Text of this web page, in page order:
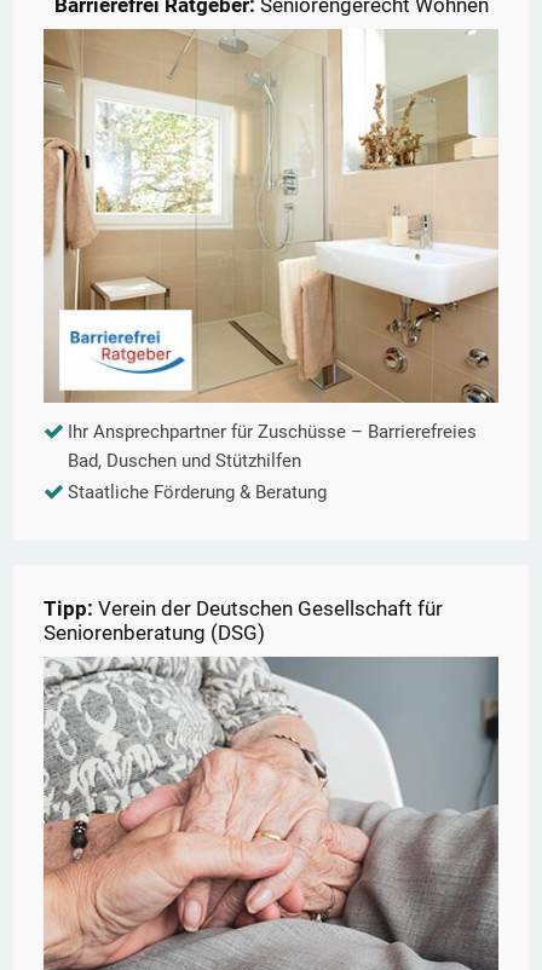
Barrierefrei Ratgeber: Seniorengerecht Wohnen
Ihr Ansprechpartner für Zuschüsse – Barrierefreies
Bad, Duschen und Stützhilfen
Staatliche Förderung & Beratung
Tipp: Verein der Deutschen Gesellschaft für
Seniorenberatung (DSG)